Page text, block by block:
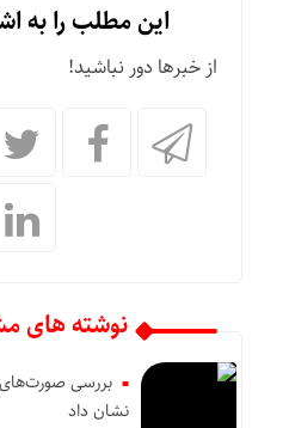
این مطلب را به
از خبرها دور نباشید!
نوشته های
نشان داد